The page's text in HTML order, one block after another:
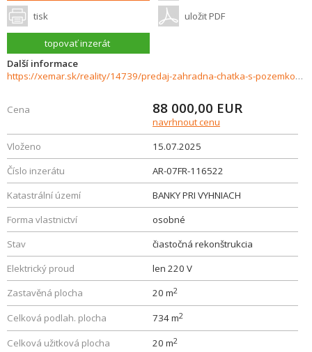
tisk uložit PDF
topovať inzerát
Další informace
https://xemar.sk/reality/14739/predaj-zahradna-chatka-s-pozemkom-banska-stiavnica
Cena 88 000,00 EUR
navrhnout cenu
Vloženo
15.07.2025
Číslo inzerátu
AR-07FR-116522
Katastrální území
BANKY PRI VYHNIACH
Forma vlastnictví
osobné
Stav
čiastočná rekonštrukcia
Elektrický proud
len 220 V
Zastavěná plocha
20 m2
Celková podlah. plocha 734 m2
Celková užitková plocha 20 m2